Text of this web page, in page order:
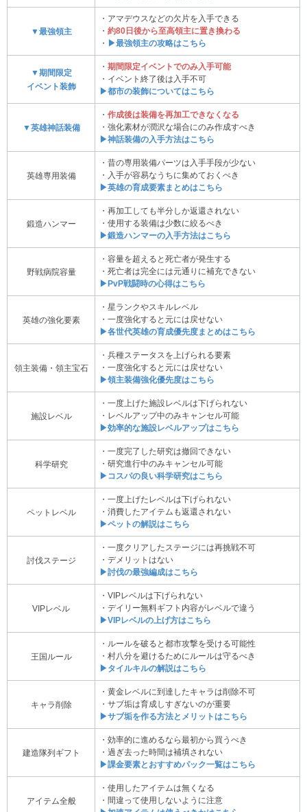
▼最強領主
・アマデウスなどの欠片を入手できる
・ 約80日後から至高領主に置き換わる
・
▶最強領主の攻略はこちら
▼期間限定
イベント装飾
・ 期間限定イベントでのみ入手可能
・イベント終了後は入手不可
▶都市の装飾についてはこちら
▼英雄神話装備
・ 作成後は装備を再加工できなくなる
・強化素材が潤沢な場合にのみ作成すべき
▶神話装備の入手方法はこちら
英雄専用装備
・昔の専用装備パーツは入手手段が少ない
・入手が容易なうちに集めておくべき
▶英雄の育成要素まとめはこちら
鍛造ハンマー
・再加工しても半分しか返還されない
・使用する装備は少数に絞るべき
▶鍛造ハンマーの入手方法はこちら
野戦病院容量
・容量を超えると死亡者が発生する
・死亡者は完全には元通りに補充できない
▶PvP戦闘時の心得はこちら
英雄の強化要素
・星ランクやスキルレベル
・一度強化すると元には戻せない
▶各世代英雄の育成優先度まとめはこちら
領主装備・領主宝石
・兵種ステータスを上げられる要素
・一度強化すると元には戻せない
▶領主装備強化優先度はこちら
施設レベル
・一度上げた施設レベルは下げられない
・レベルアップ中のみキャンセル可能
▶効率的な施設レベルアップはこちら
科学研究
・一度完了した研究は撤回できない
・研究進行中のみキャンセル可能
▶コスパの良い科学研究はこちら
ペットレベル
・一度上げたレベルは下げられない
・消費したアイテムも返還されない
▶ペットの解説はこちら
討伐ステージ
・一度クリアしたステージには再挑戦不可
・デメリットはない
▶討伐の最強編成はこちら
VIPレベル
・VIPレベルは下げられない
・デイリー無料ギフト内容がレベルで違う
▶VIPレベルの上げ方はこちら
王国ルール
・ルールを破ると都市攻撃を受ける可能性
・村八分を避けるためにルールは守るべき
▶タイルキルの解説はこちら
キャラ削除
・黄金レベルに到達したキャラは削除不可
・サブ垢は育成しすぎないのが重要
▶サブ垢を作る方法とメリットはこちら
建造隊列ギフト
・効率的に進めるなら最初から買うべき
・過ぎ去った時間は補填されない
▶課金要素とおすすめパック一覧はこちら
アイテム全般
・使用したアイテムは無くなる
・間違って使用しないように注意